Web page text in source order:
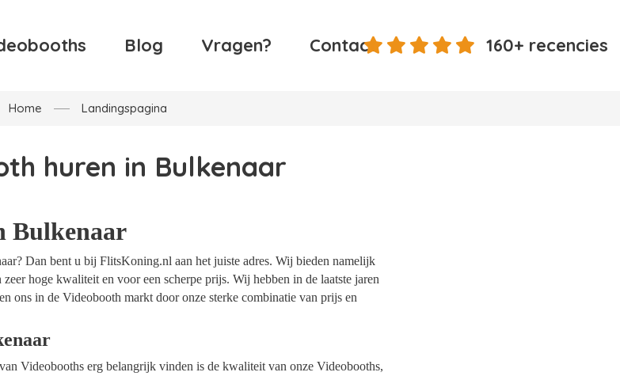
Blog Vragen? Contact 160+ recencies
Home Landingspagina
huren in Bulkenaar
Bulkenaar
Dan bent u bij FlitsKoning.nl aan het juiste adres. Wij bieden namelijk
hoge kwaliteit en voor een scherpe prijs. Wij hebben in de laatste jaren
ons in de Videobooth markt door onze sterke combinatie van prijs en
Videobooths erg belangrijk vinden is de kwaliteit van onze Videobooths,